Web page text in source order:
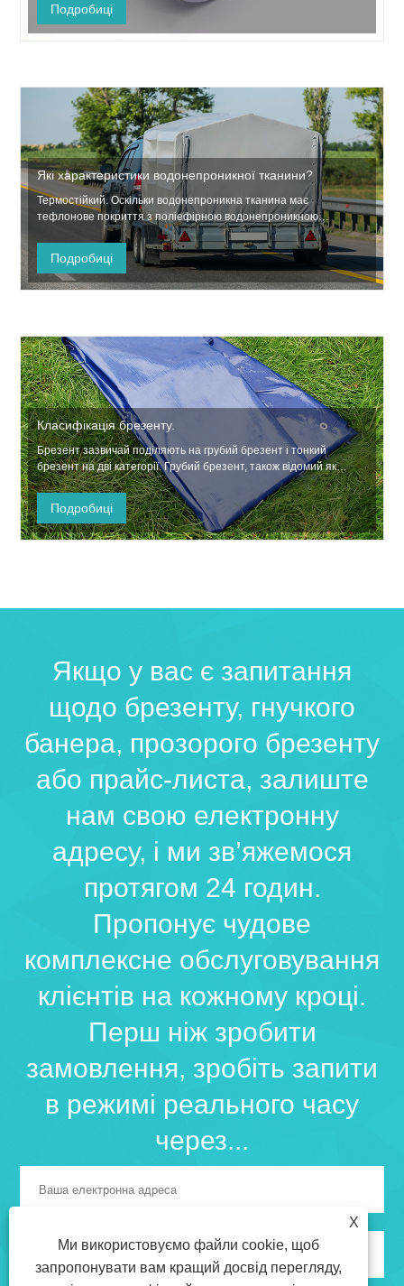
Подробиці
Які характеристики водонепроникної тканини?
Термостійкий. Оскільки водонепроникна тканина має
тефлонове покриття з поліефірною водонепроникною
дихаючою тканиною, вона стійка до високої температури та
низьких температур. Водонепроникний...
Подробиці
Класифікація брезенту.
Брезент зазвичай поділяють на грубий брезент і тонкий
брезент на дві категорії. Грубий брезент, також відомий як
тканина для навісу, тканина, що швидко складається, з
хорошою водонепроникністю...
Подробиці
Якщо у вас є запитання
щодо брезенту, гнучкого
банера, прозорого брезенту
або прайс-листа, залиште
нам свою електронну
адресу, і ми зв’яжемося
протягом 24 годин.
Пропонує чудове
комплексне обслуговування
клієнтів на кожному кроці.
Перш ніж зробити
замовлення, зробіть запити
в режимі реального часу
через...
X
Ми використовуємо файли cookie, щоб
запропонувати вам кращий досвід перегляду,